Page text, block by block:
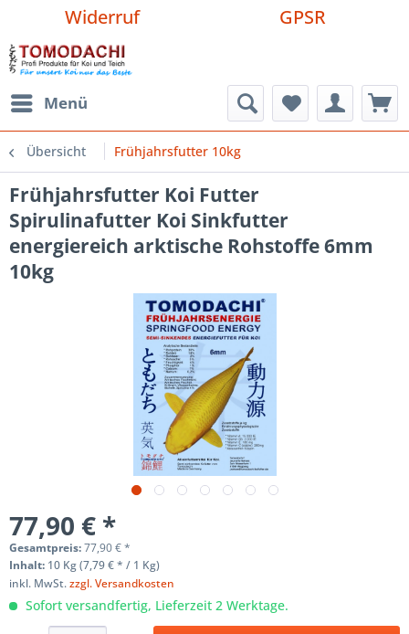
Widerruf GPSR
Menü
Übersicht Frühjahrsfutter 10kg
Frühjahrsfutter Koi Futter
Spirulinafutter Koi Sinkfutter
energiereich arktische Rohstoffe 6mm
10kg
77,90 € *
Gesamtpreis:77,90€*
Inhalt: 10 Kg (7,79 € * / 1 Kg)
inkl. MwSt.zzgl. Versandkosten
Sofort versandfertig, Lieferzeit 2 Werktage.